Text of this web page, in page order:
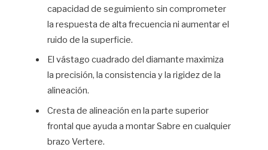
capacidad de seguimiento sin comprometer
la respuesta de alta frecuencia ni aumentar el
ruido de la superficie.
El vástago cuadrado del diamante maximiza
la precisión, la consistencia y la rigidez de la
alineación.
Cresta de alineación en la parte superior
frontal que ayuda a montar Sabre en cualquier
brazo Vertere.